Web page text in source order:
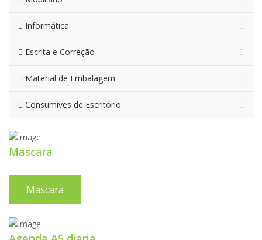
Informática
Escrita e Correção
Material de Embalagem
Consumíves de Escritório
Mascara
Mascara